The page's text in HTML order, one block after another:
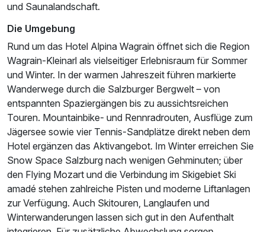
Ausstattung
und Saunalandschaft.
Die Umgebung
Rund um das Hotel Alpina Wagrain öffnet sich die Region
Wagrain-Kleinarl als vielseitiger Erlebnisraum für Sommer
und Winter. In der warmen Jahreszeit führen markierte
Wanderwege durch die Salzburger Bergwelt – von
entspannten Spaziergängen bis zu aussichtsreichen
Touren. Mountainbike- und Rennradrouten, Ausflüge zum
Jägersee sowie vier Tennis-Sandplätze direkt neben dem
Hotel ergänzen das Aktivangebot. Im Winter erreichen Sie
Snow Space Salzburg nach wenigen Gehminuten; über
den Flying Mozart und die Verbindung im Skigebiet Ski
amadé stehen zahlreiche Pisten und moderne Liftanlagen
zur Verfügung. Auch Skitouren, Langlaufen und
Winterwanderungen lassen sich gut in den Aufenthalt